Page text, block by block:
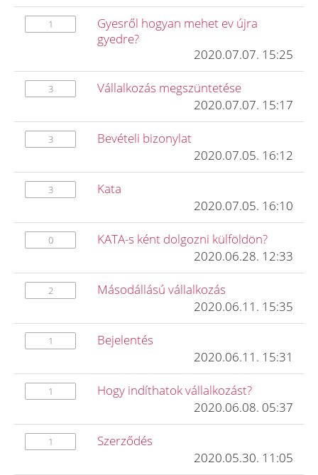
1
Gyesről hogyan mehet ev újra
gyedre?
2020.07.07. 15:25
3
Vállalkozás megszüntetése
2020.07.07. 15:17
3
Bevételi bizonylat
2020.07.05. 16:12
3
Kata
2020.07.05. 16:10
0
KATA-s ként dolgozni külföldön?
2020.06.28. 12:33
2
Másodállású vállalkozás
2020.06.11. 15:35
1
Bejelentés
2020.06.11. 15:31
1
Hogy indíthatok vállalkozást?
2020.06.08. 05:37
1
Szerződés
2020.05.30. 11:05